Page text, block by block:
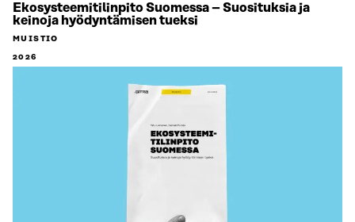
Ekosysteemitilinpito Suomessa – Suosituksia ja
keinoja hyödyntämisen tueksi
MUISTIO
2026